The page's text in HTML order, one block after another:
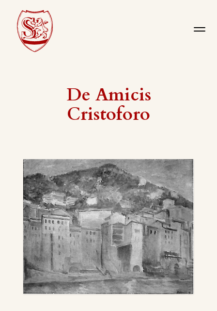
De Amicis
Cristoforo